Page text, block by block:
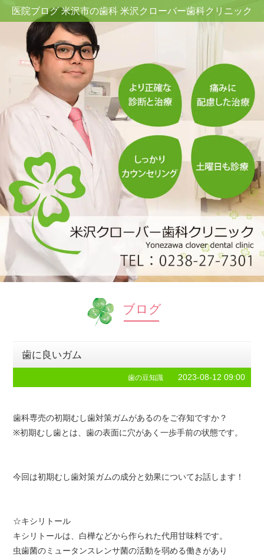
医院ブログ 米沢市の歯科 米沢クローバー歯科クリニック
ブログ
歯に良いガム
歯の豆知識 2023-08-12 09:00
歯科専売の初期むし歯対策ガムがあるのをご存知ですか？
※初期むし歯とは、歯の表面に穴があく一歩手前の状態です。
今回は初期むし歯対策ガムの成分と効果についてお話します！
☆キシリトール
キシリトールは、白樺などから作られた代用甘味料です。
虫歯菌のミュータンスレンサ菌の活動を弱める働きがあり